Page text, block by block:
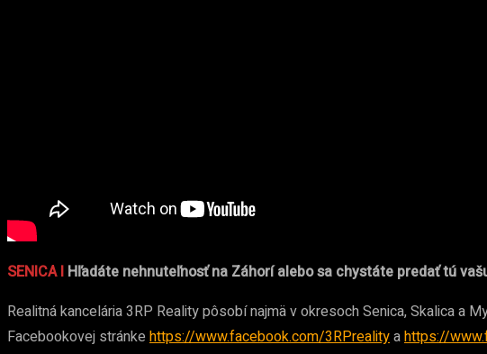
SENICA I Hľadáte nehnuteľnosť na Záhorí alebo sa chystáte predať tú
Realitná kancelária 3RP Reality pôsobí najmä v okresoch Senica, Skalica a
Facebookovej stránke https://www.facebook.com/3RPrealityahttps://